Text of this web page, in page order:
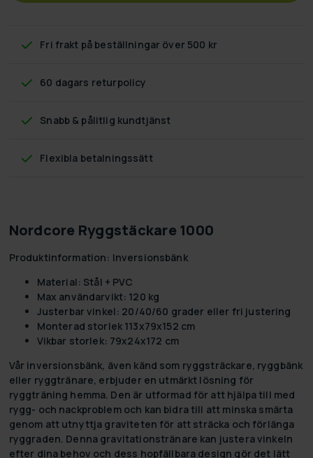
Fri frakt på beställningar över 500 kr
60 dagars returpolicy
Snabb & pålitlig kundtjänst
Flexibla betalningssätt
Nordcore Ryggstäckare 1000
Produktinformation: Inversionsbänk
Material: Stål + PVC
Max användarvikt: 120 kg
Justerbar vinkel: 20/40/60 grader eller fri justering
Monterad storlek 113x79x152 cm
Vikbar storlek: 79x24x172 cm
Vår inversionsbänk, även känd som ryggsträckare, ryggbänk
eller ryggtränare, erbjuder en utmärkt lösning för
ryggträning hemma. Den är utformad för att hjälpa till med
rygg- och nackproblem och kan bidra till att minska smärta
genom att utnyttja graviteten för att sträcka och förlänga
ryggraden. Denna gravitationstränare kan justera vinkeln
efter dina behov och dess hopfällbara design gör det lätt